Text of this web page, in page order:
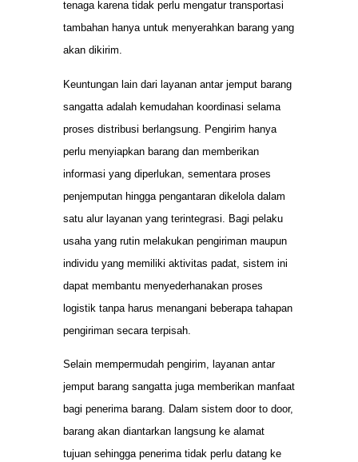
tenaga karena tidak perlu mengatur transportasi
tambahan hanya untuk menyerahkan barang yang
akan dikirim.
Keuntungan lain dari layanan antar jemput barang
sangatta adalah kemudahan koordinasi selama
proses distribusi berlangsung. Pengirim hanya
perlu menyiapkan barang dan memberikan
informasi yang diperlukan, sementara proses
penjemputan hingga pengantaran dikelola dalam
satu alur layanan yang terintegrasi. Bagi pelaku
usaha yang rutin melakukan pengiriman maupun
individu yang memiliki aktivitas padat, sistem ini
dapat membantu menyederhanakan proses
logistik tanpa harus menangani beberapa tahapan
pengiriman secara terpisah.
Selain mempermudah pengirim, layanan antar
jemput barang sangatta juga memberikan manfaat
bagi penerima barang. Dalam sistem door to door,
barang akan diantarkan langsung ke alamat
tujuan sehingga penerima tidak perlu datang ke